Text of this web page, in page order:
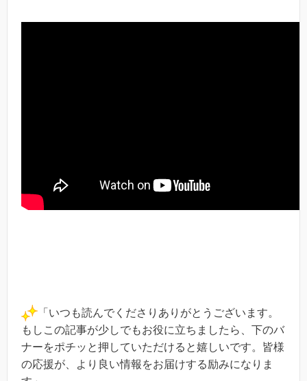
「いつも読んでくださりありがとうございます。
もしこの記事が少しでもお役に立ちましたら、下のバ
ナーをポチッと押していただけると嬉しいです。皆様
の応援が、より良い情報をお届けする励みになりま